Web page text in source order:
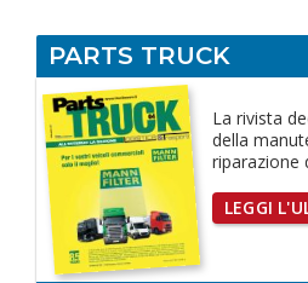
PARTS TRUCK
La rivista
della
riparazione
LEGGI